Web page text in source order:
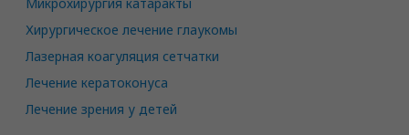
Хирургическое лечение глаукомы
Лазерная коагуляция сетчатки
Лечение кератоконуса
Лечение зрения у детей